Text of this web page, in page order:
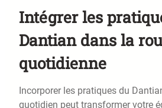
Intégrer les
Dantian dans la
quotidienne
Incorporer les pratiques du
quotidien peut transformer votre